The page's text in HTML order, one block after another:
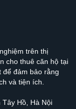
trên thị
cho thuê căn hộ tại
để đảm bảo rằng
và tiện ích.
Hồ, Hà Nội